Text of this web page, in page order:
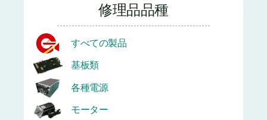
修理品品種
すべての製品
基板類
各種電源
モーター